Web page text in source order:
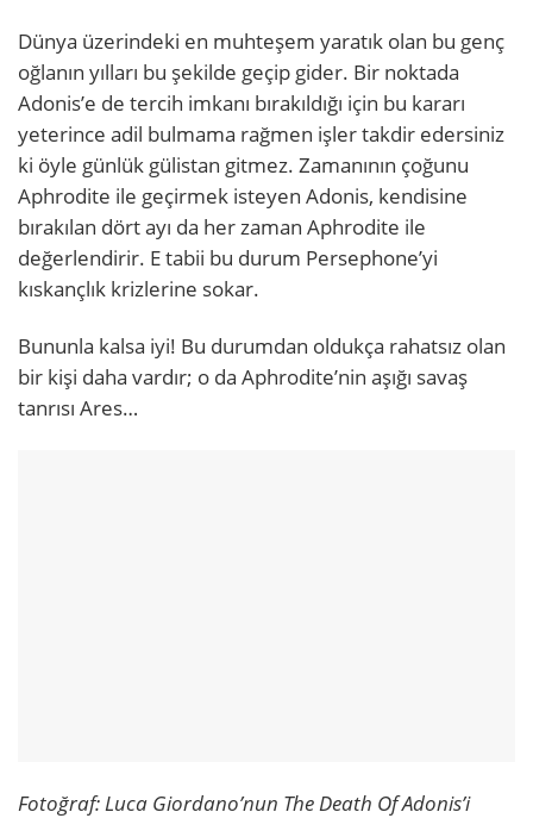
Dünya üzerindeki en muhteşem yaratık olan bu genç
oğlanın yılları bu şekilde geçip gider. Bir noktada
Adonis’e de tercih imkanı bırakıldığı için bu kararı
yeterince adil bulmama rağmen işler takdir edersiniz
ki öyle günlük gülistan gitmez. Zamanının çoğunu
Aphrodite ile geçirmek isteyen Adonis, kendisine
bırakılan dört ayı da her zaman Aphrodite ile
değerlendirir. E tabii bu durum Persephone’yi
kıskançlık krizlerine sokar.
Bununla kalsa iyi! Bu durumdan oldukça rahatsız olan
bir kişi daha vardır; o da Aphrodite’nin aşığı savaş
tanrısı Ares…
Fotoğraf: Luca Giordano’nun The Death Of Adonis’i